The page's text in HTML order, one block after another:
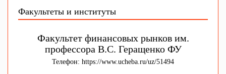
Факультеты и институты
Факультет финансовых рынков им.
профессора В.С. Геращенко ФУ
Телефон: https://www.ucheba.ru/uz/51494